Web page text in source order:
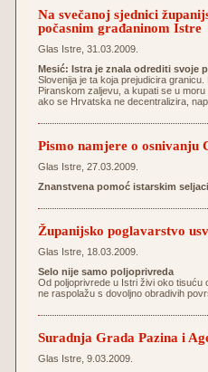
Na svečanoj sjednici
počasnim građaninom Istre
Glas Istre, 31.03.2009.
Mesić: Istra je znala odrediti svoje
Slovenija je ta koja prejudicira
Piranskom zaljevu, a kupati se u
ako se Hrvatska ne decentralizira,
Pismo namjere o
Glas Istre, 27.03.2009.
Znanstvena pomoć istarskim
Županijsko poglavarstvo
Glas Istre, 18.03.2009.
Selo nije samo poljoprivreda
Od poljoprivrede u Istri živi oko tisuću
ne raspolažu s dovoljno obradivih
Suradnja Grada Pazina i
Glas Istre, 9.03.2009.